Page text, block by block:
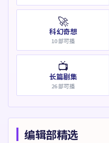
🚀
科幻奇想
10部可播
📺
长篇剧集
26部可播
编辑部精选